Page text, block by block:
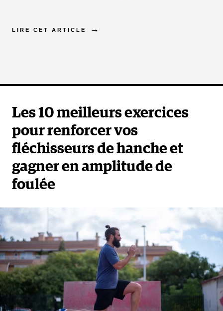
LIRE CET ARTICLE
Les 10 meilleurs exercices
pour renforcer vos
fléchisseurs de hanche et
gagner en amplitude de
foulée